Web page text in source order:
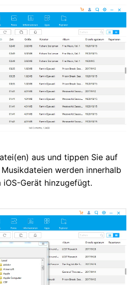
aus und tippen Sie auf
werden innerhalb
Gerät hinzugefügt.